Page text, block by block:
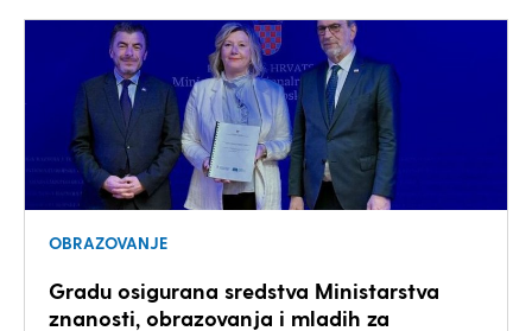
OBRAZOVANJE
Gradu osigurana sredstva Ministarstva
znanosti, obrazovanja i mladih za